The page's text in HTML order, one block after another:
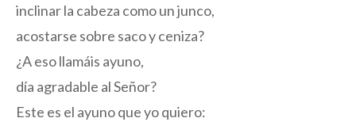
inclinar la cabeza como un junco,
acostarse sobre saco y ceniza?
¿A eso llamáis ayuno,
día agradable al Señor?
Este es el ayuno que yo quiero: